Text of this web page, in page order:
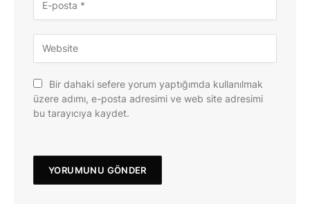
Bir dahaki sefere yorum yaptığımda kullanılmak
üzere adımı, e-posta adresimi ve web site adresimi
bu tarayıcıya kaydet.